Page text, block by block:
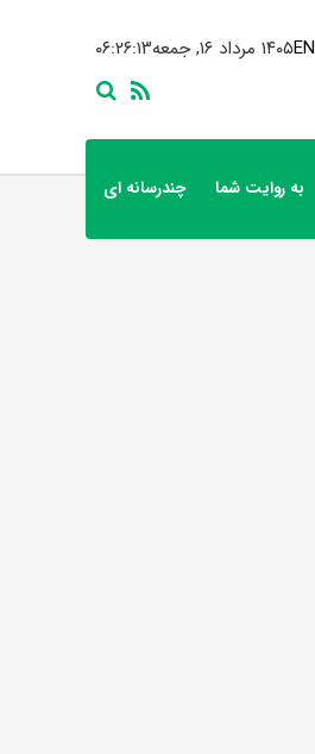
۰۶:۲۶:۱۴ ۱۴۰۵ مرداد ۱۶, جمعهEN
به روایت شما چندرسانه ای